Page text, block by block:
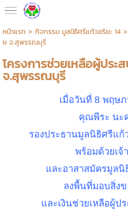
หน้าแรก > กิจกรรม มูลนิธิศรีแก้วอริยะ 14>
ย จ.สุพรรณบุรี
โครงการช่วยเหลือผู้ประ
จ.สุพรรณบุรี
เมื่อวันที่ 8 พฤษภ
คุณพีระ นะ
รองประธานมูลนิธิศรีแก้
พร้อมด้วยเจ้
และอาสาสมัครมูลนิ
ลงพื้นที่มอบสิ่งข
และเงินช่วยเหลือผู้ป